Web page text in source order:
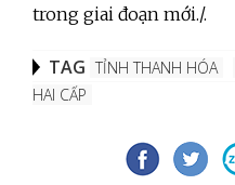
trong giai đoạn mới./.
TAG TỈNH THANH HÓA
HAI CẤP